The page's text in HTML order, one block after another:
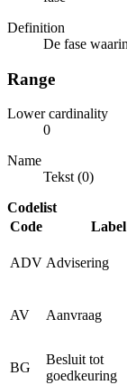
Definition
De fase
Range
Lower cardinality
0
Name
Tekst (0)
Codelist
Code
Label
ADV Advisering
AV Aanvraag
BG
Besluit tot
goedkeuring